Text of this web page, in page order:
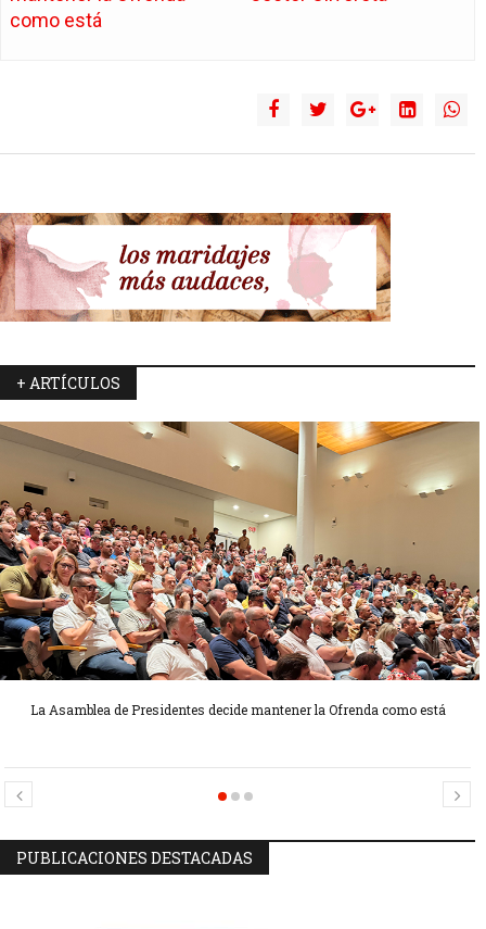
como está
+ ARTÍCULOS
La Asamblea de Presidentes decide mantener la Ofrenda como está
Candidatas Preseleccionadas por el sector Olivereta
Candidatas Preseleccionadas por el sector Sector La Seu-La Xerea-El
PUBLICACIONES DESTACADAS